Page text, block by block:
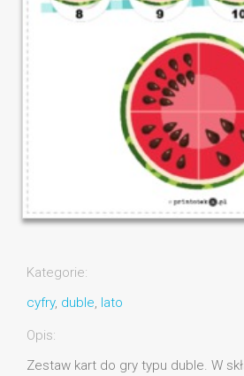
Kategorie:
cyfry, duble, lato
Opis:
Zestaw kart do gry typu duble. W